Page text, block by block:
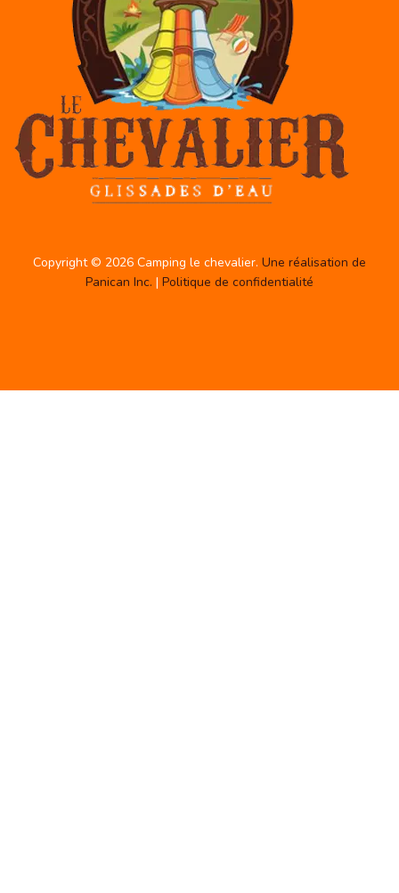
Copyright © 2026 Camping le chevalier. Une réalisation de
Panican Inc. | Politique de confidentialité